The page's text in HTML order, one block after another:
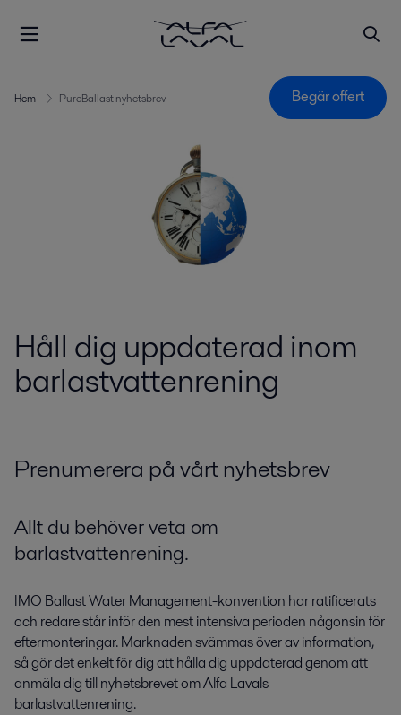
Hem PureBallast nyhetsbrev Begär offert
Håll dig uppdaterad inom
barlastvattenrening
Prenumerera på vårt nyhetsbrev
Allt du behöver veta om
barlastvattenrening.
IMO Ballast Water Management-konvention har ratificerats
och redare står inför den mest intensiva perioden någonsin för
eftermonteringar. Marknaden svämmas över av information,
så gör det enkelt för dig att hålla dig uppdaterad genom att
anmäla dig till nyhetsbrevet om Alfa Lavals
barlastvattenrening.